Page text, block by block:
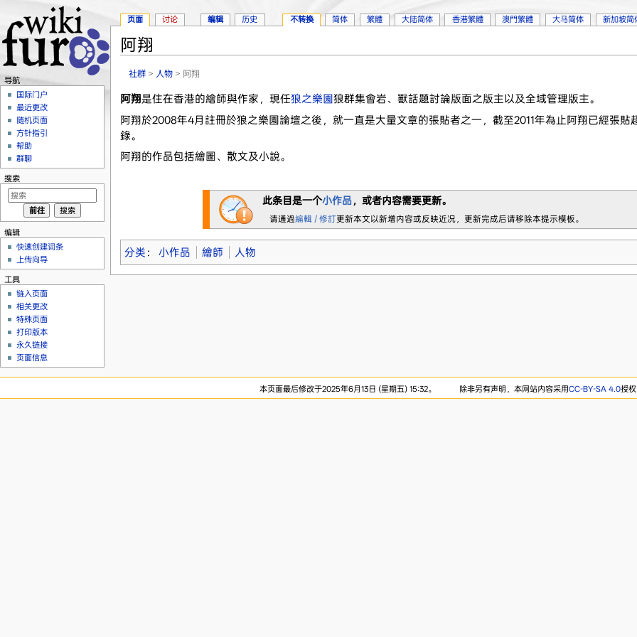
阿翔
社群 > 人物 > 阿翔
阿翔是住在香港的繪師與作家，現任狼之樂園狼群集會岩、獸話題討論版面之版主以及全域管理版主。
阿翔於2008年4月註冊於狼之樂園論壇之後，就一直是大量文章的張貼者之一，截至2011年為止阿翔已經張
錄。
阿翔的作品包括繪圖、散文及小說。
此条目是一个小作品，或者内容需要更新。
请通過編輯 / 修訂更新本文以新增内容或反映近况，更新完成后请移除本提示模板。
分类 ： 小作品 繪師 人物
页面 讨论 编辑 历史 不转换 简体 繁體 大陆简体 香港繁體 澳門繁體 大马简体 新加坡简
导航
国际门户
最近更改
随机页面
方针指引
帮助
群聊
搜索
编辑
快速创建词条
上传向导
工具
链入页面
相关更改
特殊页面
打印版本
永久链接
页面信息
本页面最后修改于2025年6月13日 (星期五) 15:32。 除非另有声明，本网站内容采用CC-BY-SA 4.0授权